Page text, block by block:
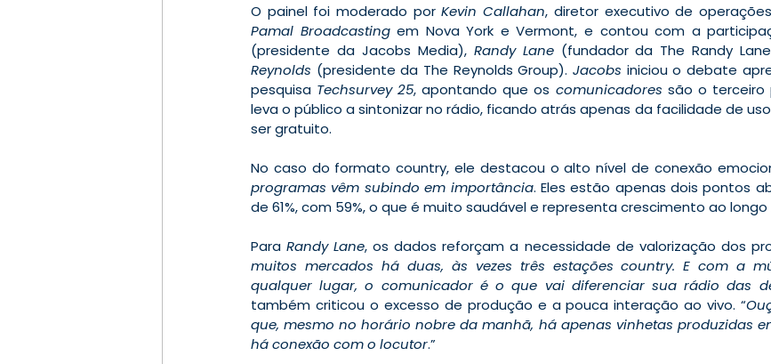
O painel foi moderado por Kevin Callahan
Pamal Broadcasting em Nova York e Vermont, e contou com a
(presidente da Jacobs Media), Randy Lane (fundador da The Randy
Reynolds (presidente da The Reynolds Group). Jacobs iniciou o debate
pesquisa Techsurvey 25, apontando que os comunicadores são o terceiro
leva o público a sintonizar no rádio, ficando atrás apenas da facilidade de
ser gratuito.
No caso do formato country, ele destacou o alto nível de conexão
programas vêm subindo em importância. Eles estão apenas dois pontos
de 61%, com 59%, o que é muito saudável e representa crescimento ao longo
Para Randy Lane, os dados reforçam a necessidade de valorização dos
muitos mercados há duas, às vezes três estações country. E com a
qualquer lugar, o comunicador é o que vai diferenciar sua rádio das
também criticou o excesso de produção e a pouca interação ao vivo. “
que, mesmo no horário nobre da manhã, há apenas vinhetas produzidas
há conexão com o locutor.”